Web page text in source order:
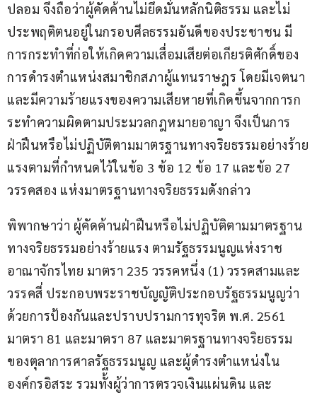
ปลอม จึงถือว่าผู้คัดค้านไม่ยึดมั่นหลักนิติธรรม และไม่
ประพฤติตนอยู่ในกรอบศีลธรรมอันดีของประชาชน มี
การกระทำที่ก่อให้เกิดความเสื่อมเสียต่อเกียรติศักดิ์ของ
การดำรงตำแหน่งสมาชิกสภาผู้แทนราษฎร โดยมีเจตนา
และมีความร้ายแรงของความเสียหายที่เกิดขึ้นจากการก
ระทำความผิดตามประมวลกฎหมายอาญา จึงเป็นการ
ฝ่าฝืนหรือไม่ปฏิบัติตามมาตรฐานทางจริยธรรมอย่างร้าย
แรงตามที่กำหนดไว้ในข้อ 3 ข้อ 12 ข้อ 17 และข้อ 27
วรรคสอง แห่งมาตรฐานทางจริยธรรมดังกล่าว
พิพากษาว่า ผู้คัดค้านฝ่าฝืนหรือไม่ปฏิบัติตามมาตรฐาน
ทางจริยธรรมอย่างร้ายแรง ตามรัฐธรรมนูญแห่งราช
อาณาจักรไทย มาตรา 235 วรรคหนึ่ง (1) วรรคสามและ
วรรคสี่ ประกอบพระราชบัญญัติประกอบรัฐธรรมนูญว่า
ด้วยการป้องกันและปราบปรามการทุจริต พ.ศ. 2561
มาตรา 81 และมาตรา 87 และมาตรฐานทางจริยธรรม
ของตุลาการศาลรัฐธรรมนูญ และผู้ดำรงตำแหน่งใน
องค์กรอิสระ รวมทั้งผู้ว่าการตรวจเงินแผ่นดิน และ